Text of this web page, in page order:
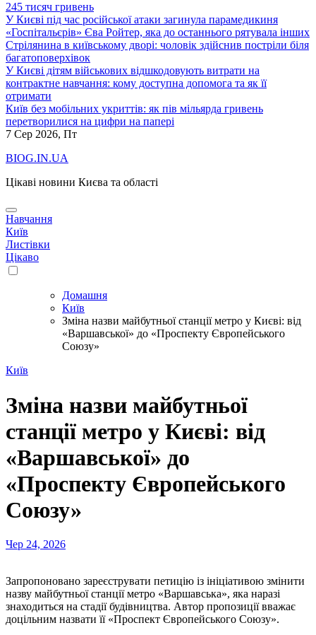
245 тисяч гривень
У Києві під час російської атаки загинула парамедикиня
«Госпітальєрів» Єва Ройтер, яка до останнього рятувала інших
Стрілянина в київському дворі: чоловік здійснив постріли біля
багатоповерхівок
У Києві дітям військових відшкодовують витрати на
контрактне навчання: кому доступна допомога та як її
отримати
Київ без мобільних укриттів: як пів мільярда гривень
перетворилися на цифри на папері
7 Сер 2026, Пт
BIOG.IN.UA
Цікаві новини Києва та області
Навчання
Київ
Листівки
Цікаво
Домашня
Київ
Зміна назви майбутньої станції метро у Києві: від
«Варшавської» до «Проспекту Європейського
Союзу»
Київ
Зміна назви майбутньої
станції метро у Києві: від
«Варшавської» до
«Проспекту Європейського
Союзу»
Чер 24, 2026
Запропоновано зареєструвати петицію із ініціативою змінити
назву майбутньої станції метро «Варшавська», яка наразі
знаходиться на стадії будівництва. Автор пропозиції вважає
доцільним назвати її «Проспект Європейського Союзу».